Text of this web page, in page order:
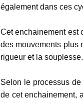
également dans ces
Cet enchainement est
des mouvements plus
rigueur et la souplesse.
Selon le processus
de cet enchainement,